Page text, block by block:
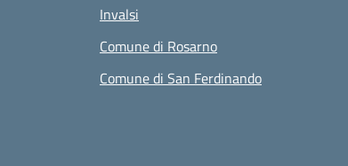
Invalsi
Comune di Rosarno
Comune di San Ferdinando